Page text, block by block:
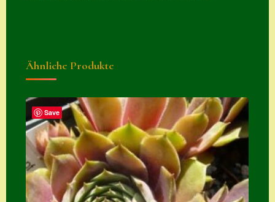
Translator
Versand
Versand von
Semps
Warenkorb
Ähnliche Produkte
Save